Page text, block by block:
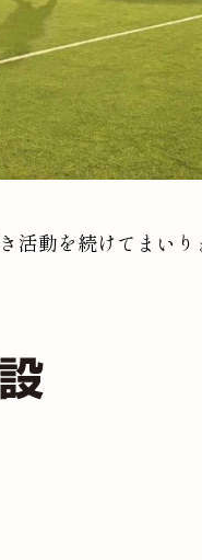
活動を続けてまいり